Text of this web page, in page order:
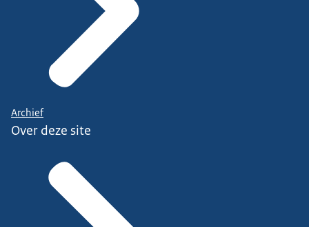
Archief
Over deze site